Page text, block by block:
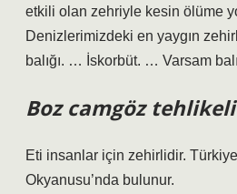
etkili olan zehriyle kesin ölüme
Denizlerimizdeki en yaygın
balığı. … İskorbüt. … Varsam
Boz camgöz
Eti insanlar için zehirlidir.
Okyanusu’nda bulunur.